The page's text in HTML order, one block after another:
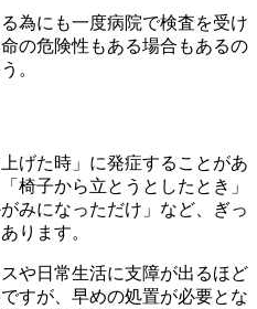
為にも一度病院で検査を受け
の危険性もある場合もあるの
。
げた時」に発症することがあ
椅子から立とうとしたとき」
みになっただけ」など、ぎっ
ります。
や日常生活に支障が出るほど
すが、早めの処置が必要とな